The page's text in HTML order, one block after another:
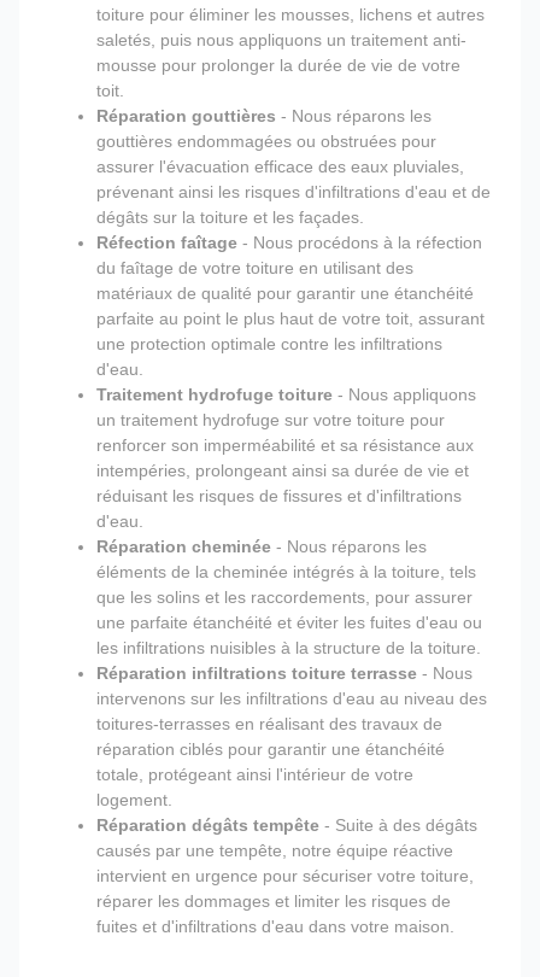
toiture pour éliminer les mousses, lichens et autres
saletés, puis nous appliquons un traitement anti-
mousse pour prolonger la durée de vie de votre
toit.
Réparation gouttières - Nous réparons les
gouttières endommagées ou obstruées pour
assurer l'évacuation efficace des eaux pluviales,
prévenant ainsi les risques d'infiltrations d'eau et de
dégâts sur la toiture et les façades.
Réfection faîtage - Nous procédons à la réfection
du faîtage de votre toiture en utilisant des
matériaux de qualité pour garantir une étanchéité
parfaite au point le plus haut de votre toit, assurant
une protection optimale contre les infiltrations
d'eau.
Traitement hydrofuge toiture - Nous appliquons
un traitement hydrofuge sur votre toiture pour
renforcer son imperméabilité et sa résistance aux
intempéries, prolongeant ainsi sa durée de vie et
réduisant les risques de fissures et d'infiltrations
d'eau.
Réparation cheminée - Nous réparons les
éléments de la cheminée intégrés à la toiture, tels
que les solins et les raccordements, pour assurer
une parfaite étanchéité et éviter les fuites d'eau ou
les infiltrations nuisibles à la structure de la toiture.
Réparation infiltrations toiture terrasse - Nous
intervenons sur les infiltrations d'eau au niveau des
toitures-terrasses en réalisant des travaux de
réparation ciblés pour garantir une étanchéité
totale, protégeant ainsi l'intérieur de votre
logement.
Réparation dégâts tempête - Suite à des dégâts
causés par une tempête, notre équipe réactive
intervient en urgence pour sécuriser votre toiture,
réparer les dommages et limiter les risques de
fuites et d'infiltrations d'eau dans votre maison.